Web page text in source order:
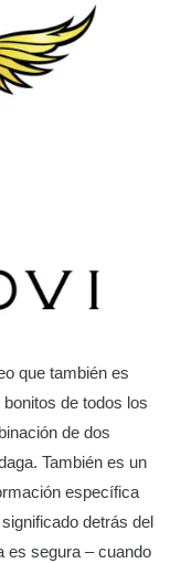
que también es
de todos los
de dos
También es un
específica
detrás del
es segura – cuando